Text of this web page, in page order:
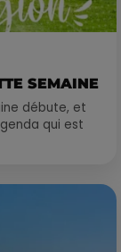
SEMAINE
débute, et
qui est